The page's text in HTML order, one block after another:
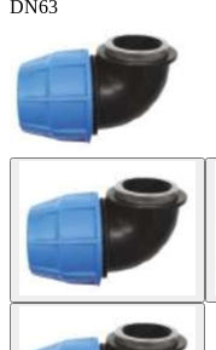
DN63